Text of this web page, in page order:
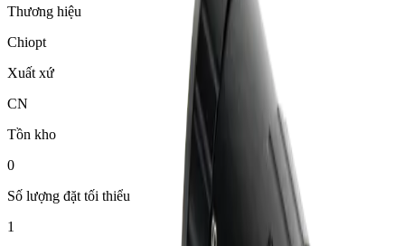
Thương hiệu
Chiopt
Xuất xứ
CN
Tồn kho
0
Số lượng đặt tối thiểu
1